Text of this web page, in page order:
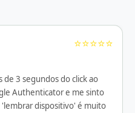
⭐⭐⭐⭐⭐
3 segundos do click ao
Authenticator e me sinto
dispositivo' é muito